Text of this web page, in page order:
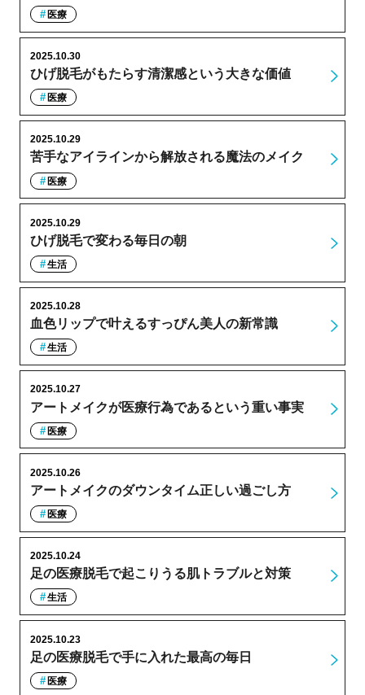
医療
ひげ脱毛がもたらす清潔感という大きな価値
2025.10.30
医療
苦手なアイラインから解放される魔法のメイク
2025.10.29
医療
ひげ脱毛で変わる毎日の朝
2025.10.29
生活
血色リップで叶えるすっぴん美人の新常識
2025.10.28
生活
アートメイクが医療行為であるという重い事実
2025.10.27
医療
アートメイクのダウンタイム正しい過ごし方
2025.10.26
医療
足の医療脱毛で起こりうる肌トラブルと対策
2025.10.24
生活
足の医療脱毛で手に入れた最高の毎日
2025.10.23
医療